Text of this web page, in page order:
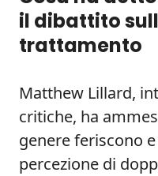
il dibattito
trattamento
Matthew Lillard,
critiche, ha
genere feriscono
percezione di